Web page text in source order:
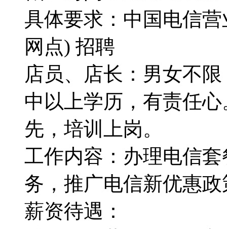
具体要求：中国电信
网点) 招聘
店员、店长：男女不
中以上学历，有责任
先，培训上岗。
工作内容：办理电信
务，推广电信新优惠政
薪资待遇：